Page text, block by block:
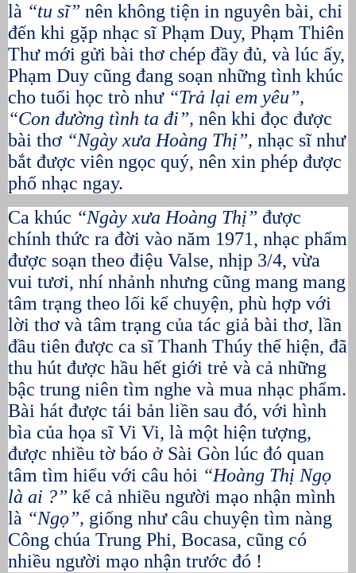
là “tu sĩ” nên không tiện in nguyên bài, chỉ
đến khi gặp nhạc sĩ Phạm Duy, Phạm Thiên
Thư mới gửi bài thơ chép đầy đủ, và lúc ấy,
Phạm Duy cũng đang soạn những tình khúc
cho tuổi học trò như “Trả lại em yêu”,
“Con đường tình ta đi”, nên khi đọc được
bài thơ “Ngày xưa Hoàng Thị”, nhạc sĩ như
bắt được viên ngọc quý, nên xin phép được
phổ nhạc ngay.
Ca khúc “Ngày xưa Hoàng Thị” được
chính thức ra đời vào năm 1971, nhạc phẩm
được soạn theo điệu Valse, nhịp 3/4, vừa
vui tươi, nhí nhảnh nhưng cũng mang mang
tâm trạng theo lối kể chuyện, phù hợp với
lời thơ và tâm trạng của tác giả bài thơ, lần
đầu tiên được ca sĩ Thanh Thúy thể hiện, đã
thu hút được hầu hết giới trẻ và cả những
bậc trung niên tìm nghe và mua nhạc phẩm.
Bài hát được tái bản liền sau đó, với hình
bìa của họa sĩ Vi Vi, là một hiện tượng,
được nhiều tờ báo ở Sài Gòn lúc đó quan
tâm tìm hiểu với câu hỏi “Hoàng Thị Ngọ
là ai ?” kể cả nhiều người mạo nhận mình
là “Ngọ”, giống như câu chuyện tìm nàng
Công chúa Trung Phi, Bocasa, cũng có
nhiều người mạo nhận trước đó !